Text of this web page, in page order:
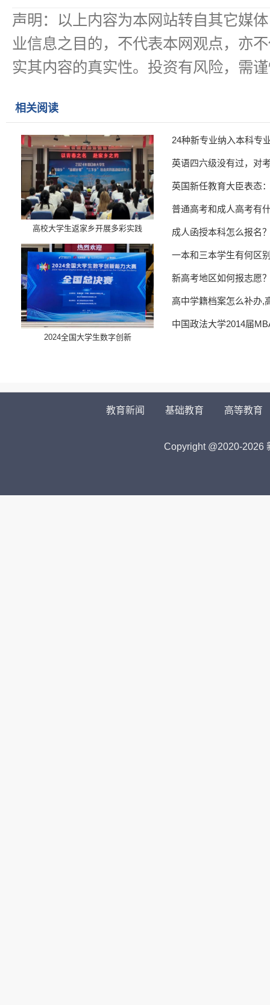
声明：以上内容为本网站转自其它媒
业信息之目的，不代表本网观点，亦
实其内容的真实性。投资有风险，需
相关阅读
高校大学生返家乡开展多彩实践
​2024全国大学生数字创新
24种新专业纳入本科专
英语四六级没有过，对
英国新任教育大臣表态
普通高考和成人高考有
成人函授本科怎么报名
一本和三本学生有何区
新高考地区如何报志愿
高中学籍档案怎么补办,
中国政法大学2014届
教育新闻 基础教育 高等教育
Copyright @2020-2026